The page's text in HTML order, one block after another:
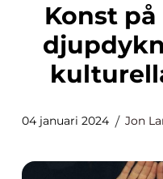
Konst på Österlen: En
04 januari 2024 Jon